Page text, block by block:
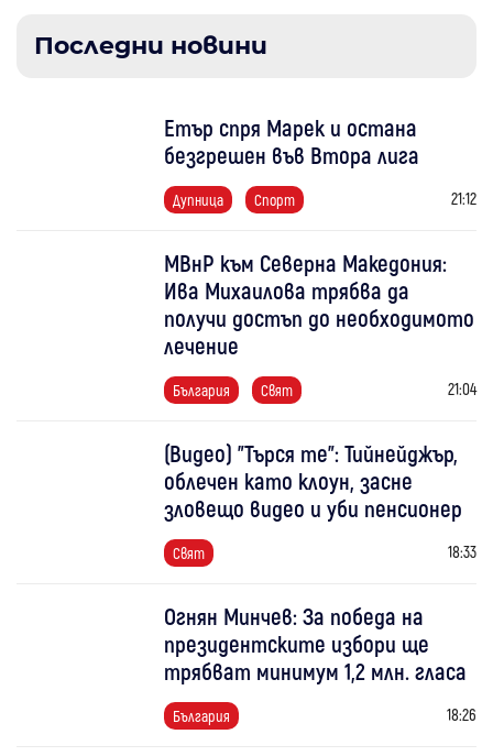
Последни новини
Етър спря Марек и остана
безгрешен във Втора лига
Дупница Спорт 21:12
МВнР към Северна Македония:
Ива Михаилова трябва да
получи достъп до необходимото
лечение
България Свят 21:04
(Видео) "Търся те": Тийнейджър,
облечен като клоун, засне
зловещо видео и уби пенсионер
Свят 18:33
Огнян Минчев: За победа на
президентските избори ще
трябват минимум 1,2 млн. гласа
България 18:26